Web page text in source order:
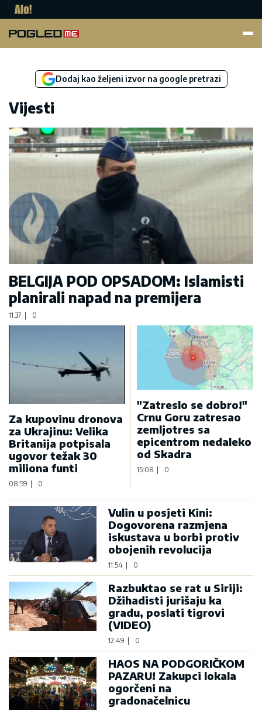
Dodaj kao željeni izvor na google pretrazi
Vijesti
BELGIJA POD OPSADOM: Islamisti
planirali napad na premijera
11:37 0
Za kupovinu dronova
za Ukrajinu: Velika
Britanija potpisala
ugovor težak 30
miliona funti
08:59 0
"Zatreslo se dobro!"
Crnu Goru zatresao
zemljotres sa
epicentrom nedaleko
od Skadra
15:08 | 0
Vulin u posjeti Kini:
Dogovorena razmjena
iskustava u borbi protiv
obojenih revolucija
11:54 0
Razbuktao se rat u Siriji:
Džihadisti jurišaju ka
gradu, poslati tigrovi
(VIDEO)
12:49 0
HAOS NA PODGORIČKOM
PAZARU! Zakupci lokala
ogorčeni na
gradonačelnicu